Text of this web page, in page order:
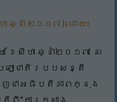
ា ឆ្នាំ ២០១៧ | ដោយ៖
ែសីហា ឆ្នាំ២០១៧ នេះ
ឡាជាតិរបបសន្តិ
ជាអធិបតីភាពក្នុង